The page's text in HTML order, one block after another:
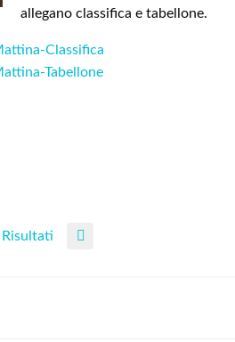
allegano classifica e tabellone.
Classifica
Tabellone